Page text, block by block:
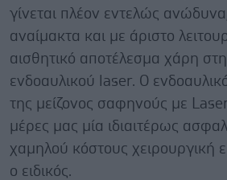
γίνεται πλέον εντελώς
αναίμακτα και με άριστο
αισθητικό αποτέλεσμα χάρη
ενδοαυλικού laser. O
της μείζονος σαφηνούς με Laser
μέρες μας μία ιδιαιτέρως
χαμηλού κόστους χειρουργική
ο ειδικός.